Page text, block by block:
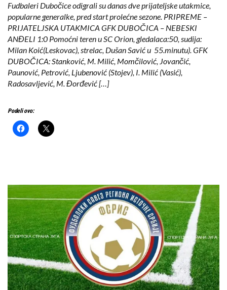
Fudbaleri Dubočice odigrali su danas dve prijateljske utakmice,
popularne generalke, pred start prolećne sezone. PRIPREME –
PRIJATELJSKA UTAKMICA GFK DUBOČICA – NEBESKI
ANĐELI 1:0 Pomoćni teren u SC Orion, gledalaca:50, sudija:
Milan Koić(Leskovac), strelac, Dušan Savić u 55.minutu). GFK
DUBOČICA: Stanković, M. Milić, Momčilović, Jovančić,
Paunović, Petrović, Ljubenović (Stojev), I. Milić (Vasić),
Radosavljević, M. Đorđević […]
Podeli ovo: